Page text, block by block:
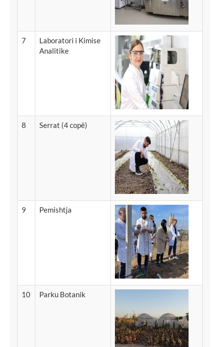
7
Laboratori i Kimise
Analitike
8 Serrat (4copë)
9 Pemishtja
10 Parku Botanik